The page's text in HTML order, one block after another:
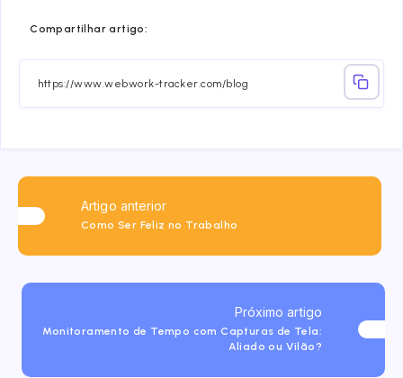
Compartilhar artigo:
Email
Artigo anterior
Como Ser Feliz no Trabalho
Próximo artigo
Monitoramento de Tempo com Capturas de Tela:
Aliado ou Vilão?